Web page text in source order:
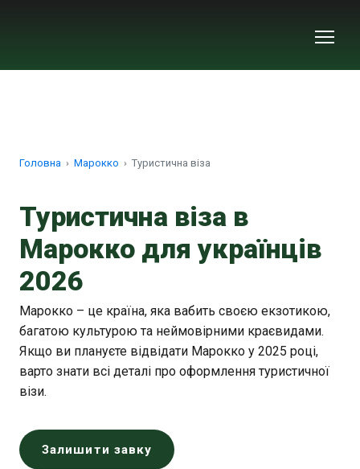
Головна Марокко Туристична віза
Туристична віза в
Марокко для українців
2026
Марокко – це країна, яка вабить своєю екзотикою,
багатою культурою та неймовірними краєвидами.
Якщо ви плануєте відвідати Марокко у 2025 році,
варто знати всі деталі про оформлення туристичної
візи.
Залишити завку